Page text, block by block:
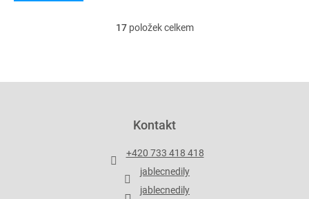
O
d
í
r
v
k
y
17položek celkem
Kontakt
+420 733 418 418
jablecnedily
jablecnedily